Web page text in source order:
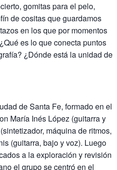
gomitas para el pelo,
de cositas que guardamos
en los que por momentos
es lo que conecta puntos
¿Dónde está la unidad de
de Santa Fe, formado en el
María Inés López (guitarra y
máquina de ritmos,
(guitarra, bajo y voz). Luego
a la exploración y revisión
el grupo se centró en el